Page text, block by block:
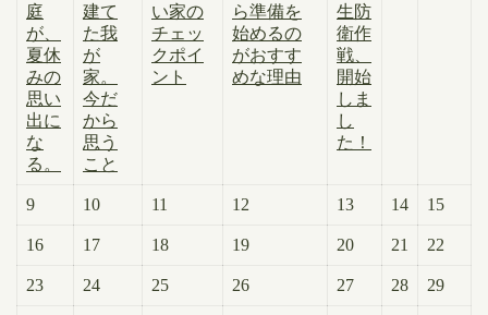
庭
が、
夏休
みの
思い
出に
な
る。
建て
た我
が
家。
今だ
から
思う
こと
い家の
チェッ
クポイ
ント
ら準備を
始めるの
がおすす
めな理由
生防
衛作
戦、
開始
しま
し
た！
9 10 11 12 13 14 15
16 17 18 19 20 21 22
23 24 25 26 27 28 29